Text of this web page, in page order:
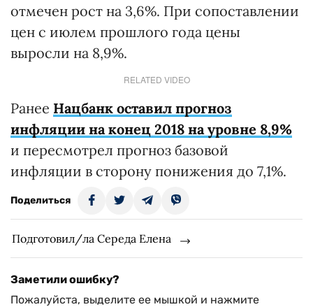
отмечен рост на 3,6%. При сопоставлении
цен с июлем прошлого года цены
выросли на 8,9%.
RELATED VIDEO
Ранее Нацбанк оставил прогноз
инфляции на конец 2018 на уровне 8,9%
и пересмотрел прогноз базовой
инфляции в сторону понижения до 7,1%.
Поделиться
Подготовил/ла Середа Елена
Заметили ошибку?
Пожалуйста, выделите ее мышкой и нажмите